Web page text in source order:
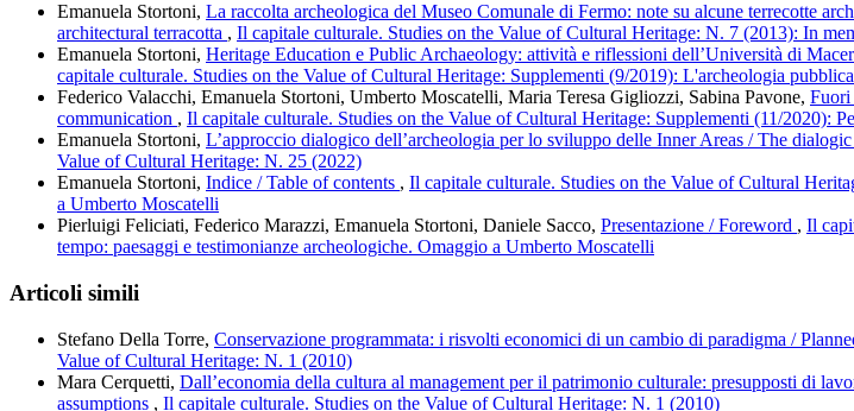
Emanuela Stortoni, La raccolta archeologica del Museo Comunale di Fermo: note su alcune terrecotte
architectural terracotta , Il capitale culturale. Studies on the Value of Cultural Heritage: N. 7 (2013): In
Emanuela Stortoni, Heritage Education e Public Archaeology: attività e riflessioni dell’Università di
capitale culturale. Studies on the Value of Cultural Heritage: Supplementi (9/2019): L'archeologia
Federico Valacchi, Emanuela Stortoni, Umberto Moscatelli, Maria Teresa Gigliozzi, Sabina Pavone, Fuori
communication , Il capitale culturale. Studies on the Value of Cultural Heritage: Supplementi (11/2020):
Emanuela Stortoni, L’approccio dialogico dell’archeologia per lo sviluppo delle Inner Areas / The
Value of Cultural Heritage: N. 25 (2022)
Emanuela Stortoni, Indice / Table of contents , Il capitale culturale. Studies on the Value of Cultural
a Umberto Moscatelli
Pierluigi Feliciati, Federico Marazzi, Emanuela Stortoni, Daniele Sacco, Presentazione / Foreword , Il
tempo: paesaggi e testimonianze archeologiche. Omaggio a Umberto Moscatelli
Articoli simili
Stefano Della Torre, Conservazione programmata: i risvolti economici di un cambio di paradigma /
Value of Cultural Heritage: N. 1 (2010)
Mara Cerquetti, Dall’economia della cultura al management per il patrimonio culturale: presupposti di
assumptions , Il capitale culturale. Studies on the Value of Cultural Heritage: N. 1 (2010)